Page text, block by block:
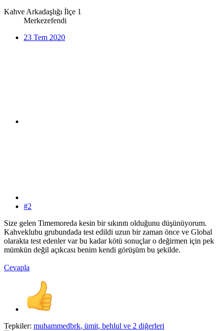
Kahve Arkadaşlığı İlçe 1
Merkezefendi
23 Tem 2020
#2
Size gelen Timemoreda kesin bir sıkınıtı olduğunu düşünüyorum.
Kahveklubu grubundada test edildi uzun bir zaman önce ve Global
olarakta test edenler var bu kadar kötü sonuçlar o değirmen için pek
mümkün değil açıkcası benim kendi görüşüm bu şekilde.
Cevapla
Tepkiler: muhammedbrk, ümit, behlul ve 2 diğerleri